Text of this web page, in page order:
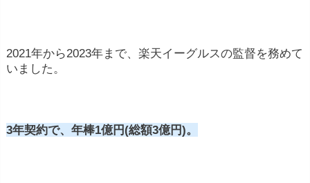
2021年から2023年まで、楽天イーグルスの監督を務めて
いました。
3年契約で、年棒1億円(総額3億円)。